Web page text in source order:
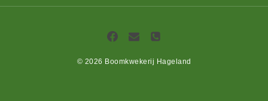
© 2026 Boomkwekerij Hageland